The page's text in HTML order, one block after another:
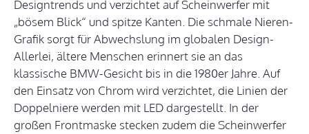
Designtrends und verzichtet auf Scheinwerfer mit
„bösem Blick“ und spitze Kanten. Die schmale Nieren-
Grafik sorgt für Abwechslung im globalen Design-
Allerlei, ältere Menschen erinnert sie an das
klassische BMW-Gesicht bis in die 1980er Jahre. Auf
den Einsatz von Chrom wird verzichtet, die Linien der
Doppelniere werden mit LED dargestellt. In der
großen Frontmaske stecken zudem die Scheinwerfer